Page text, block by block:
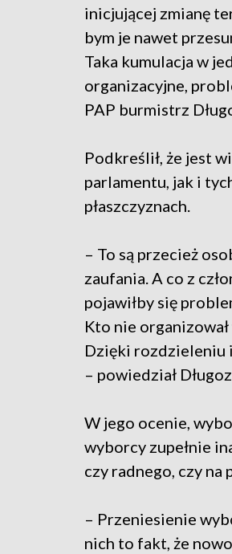
inicjującej zmianę
bym je nawet
Taka kumulacja w
organizacyjne,
PAP burmistrz
Podkreślił, że jest
parlamentu, jak i
płaszczyznach.
– To są przecież
zaufania. A co z
pojawiłby się
Kto nie
Dzięki rozdzieleniu
– powiedział
W jego ocenie,
wyborcy zupełnie
czy radnego, czy na
– Przeniesienie
nich to fakt, że